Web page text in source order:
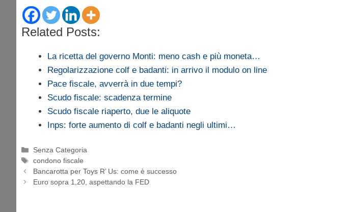
Related Posts:
La ricetta del governo Monti: meno cash e più moneta…
Regolarizzazione colf e badanti: in arrivo il modulo on line
Pace fiscale, avverrà in due tempi?
Scudo fiscale: scadenza termine
Scudo fiscale riaperto, due le aliquote
Inps: forte aumento di colf e badanti negli ultimi…
Categorie
Senza Categoria
Tag
condono fiscale
Bancarotta per Toys R’ Us: come è successo
Euro sopra 1,20, aspettando la FED